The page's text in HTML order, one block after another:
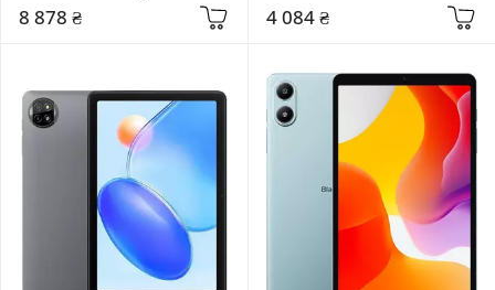
8 878 ₴ 4 084 ₴